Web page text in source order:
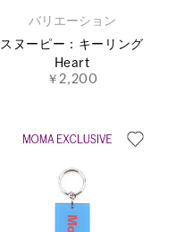
バリエーション
スヌーピー：キーリング
Heart
￥2,200